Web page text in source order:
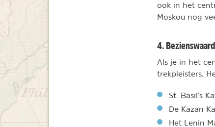
ook in het
Moskou nog
4.
Als je in het
trekpleisters.
St. Basil’s
De Kazan
Het Lenin